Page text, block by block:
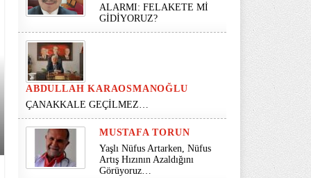
ALARMI: FELAKETE Mİ
GİDİYORUZ?
ABDULLAH KARAOSMANOĞLU
ÇANAKKALE GEÇİLMEZ…
MUSTAFA TORUN
Yaşlı Nüfus Artarken, Nüfus
Artış Hızının Azaldığını
Görüyoruz…